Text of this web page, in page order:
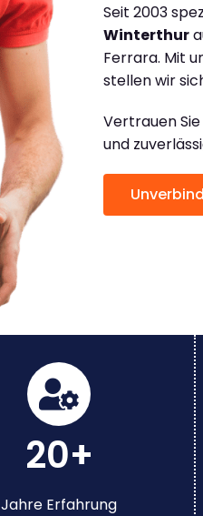
Seit 2003
Winterthur
Ferrara. Mit
stellen wir
Vertrauen
und
20+
Jahre Erfahrung